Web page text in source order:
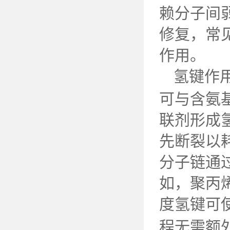
赖分子间
修复，常
作用。
氢键作
可与含氨
联剂形成
先断裂以
分子链通
如，聚丙
度氢键可